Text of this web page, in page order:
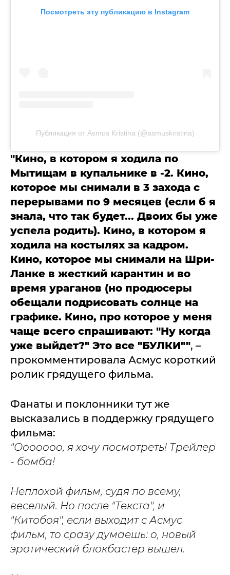
Посмотреть эту публикацию в Instagram
Публикация от Asmus Kristina (@asmuskristina)
"Кино, в котором я ходила по
Мытищам в купальнике в -2. Кино,
которое мы снимали в 3 захода с
перерывами по 9 месяцев (если б я
знала, что так будет... Двоих бы уже
успела родить). Кино, в котором я
ходила на костылях за кадром.
Кино, которое мы снимали на Шри-
Ланке в жесткий карантин и во
время ураганов (но продюсеры
обещали подрисовать солнце на
графике. Кино, про которое у меня
чаще всего спрашивают: "Ну когда
уже выйдет?" Это все "БУЛКИ"", –
прокомментировала Асмус короткий
ролик грядущего фильма.
Фанаты и поклонники тут же
высказались в поддержку грядущего
фильма:
"Ооооооо, я хочу посмотреть! Трейлер
- бомба!
Неплохой фильм, судя по всему,
веселый. Но после "Текста", и
"Китобоя", если выходит с Асмус
фильм, то сразу думаешь: о, новый
эротический блокбастер вышел.